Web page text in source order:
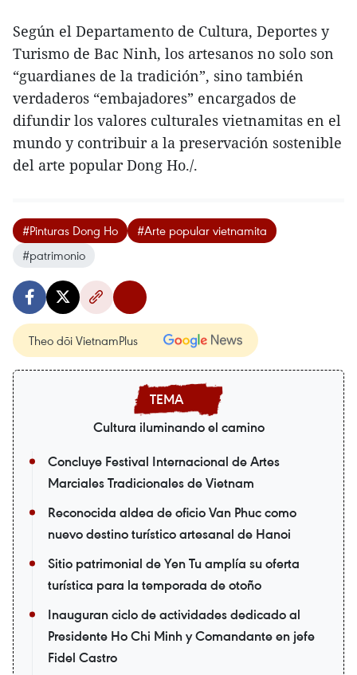
Según el Departamento de Cultura, Deportes y
Turismo de Bac Ninh, los artesanos no solo son
“guardianes de la tradición”, sino también
verdaderos “embajadores” encargados de
difundir los valores culturales vietnamitas en el
mundo y contribuir a la preservación sostenible
del arte popular Dong Ho./.
#Pinturas Dong Ho
#Arte popular vietnamita
#patrimonio
Theo dõi VietnamPlus
Cultura iluminando el camino
Concluye Festival Internacional de Artes
Marciales Tradicionales de Vietnam
Reconocida aldea de oficio Van Phuc como
nuevo destino turístico artesanal de Hanoi
Sitio patrimonial de Yen Tu amplía su oferta
turística para la temporada de otoño
Inauguran ciclo de actividades dedicado al
Presidente Ho Chi Minh y Comandante en jefe
Fidel Castro